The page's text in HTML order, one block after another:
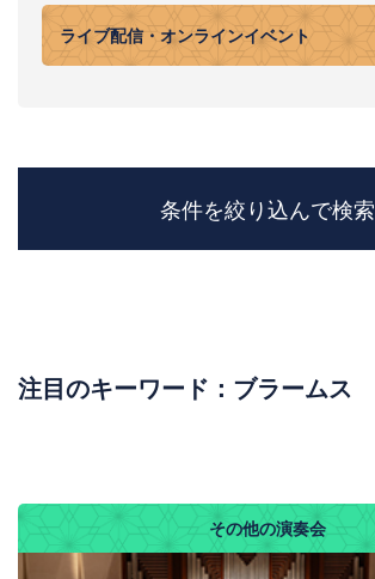
ライブ配信・オンラインイベント
条件を絞り込んで検索
注目のキーワード： ブラームス
その他の演奏会